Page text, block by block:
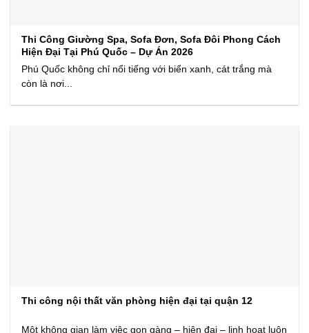
Thi Công Giường Spa, Sofa Đơn, Sofa Đôi Phong Cách
Hiện Đại Tại Phú Quốc – Dự Án 2026
Phú Quốc không chỉ nổi tiếng với biển xanh, cát trắng mà
còn là nơi...
Thi công nội thất văn phòng hiện đại tại quận 12
Một không gian làm việc gọn gàng – hiện đại – linh hoạt luôn